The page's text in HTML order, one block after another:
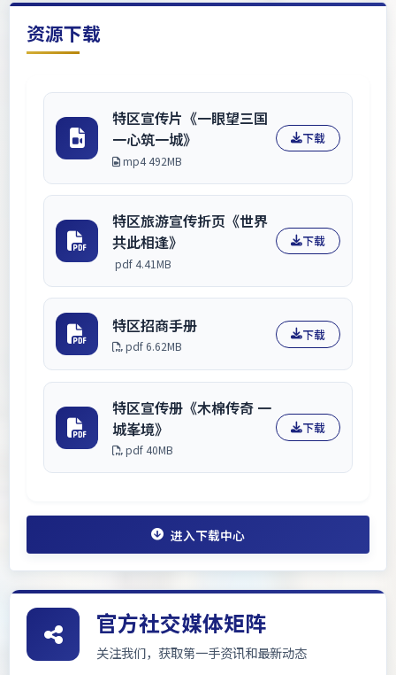
资源下载
特区宣传片《一眼望三国
一心筑一城》
mp4 492MB
下载
特区旅游宣传折页《世界
共此相逢》
pdf 4.41MB
下载
特区招商手册
pdf 6.62MB
下载
特区宣传册《木棉传奇 一
城峯境》
pdf 40MB
下载
进入下载中心
官方社交媒体矩阵
关注我们，获取第一手资讯和最新动态